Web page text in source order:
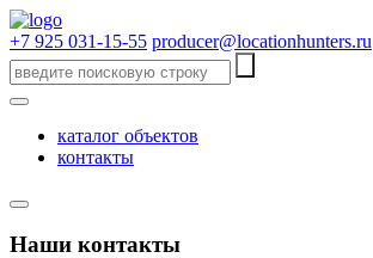
+7 925 031-15-55 producer@locationhunters.ru
каталог объектов
контакты
Наши контакты